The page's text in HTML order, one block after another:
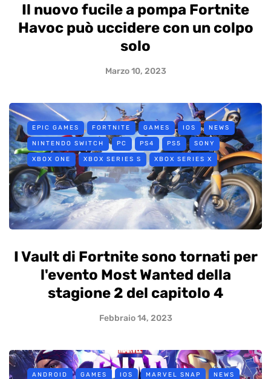
Il nuovo fucile a pompa Fortnite
Havoc può uccidere con un colpo
solo
Marzo 10, 2023
EPIC GAMES FORTNITE GAMES IOS NEWS
NINTENDO SWITCH PC PS4 PS5 SONY
XBOX ONE XBOX SERIES S XBOX SERIES X
I Vault di Fortnite sono tornati per
l'evento Most Wanted della
stagione 2 del capitolo 4
Febbraio 14, 2023
ANDROID GAMES IOS MARVEL SNAP NEWS